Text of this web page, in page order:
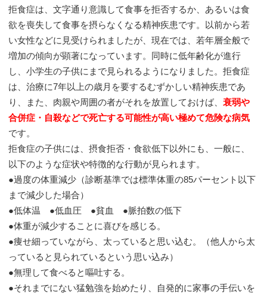
拒食症は、文字通り意識して食事を拒否するか、あるいは食
欲を喪失して食事を摂らなくなる精神疾患です。以前から若
い女性などに見受けられましたが、現在では、若年層全般で
増加の傾向が顕著になっています。同時に低年齢化が進行
し、小学生の子供にまで見られるようになりました。拒食症
は、治療に7年以上の歳月を要するむずかしい精神疾患であ
り、また、肉親や周囲の者がそれを放置しておけば、衰弱や
合併症・自殺などで死亡する可能性が高い極めて危険な病気
です。
拒食症の子供には、摂食拒否・食欲低下以外にも、一般に、
以下のような症状や特徴的な行動が見られます。
●過度の体重減少（診断基準では標準体重の85パーセント以下
まで減少した場合）
●低体温 ●低血圧 ●貧血 ●脈拍数の低下
●体重が減少することに喜びを感じる。
●痩せ細っていながら、太っていると思い込む。（他人から太
っていると見られているという思い込み）
●無理して食べると嘔吐する。
●それまでにない猛勉強を始めたり、自発的に家事の手伝いを